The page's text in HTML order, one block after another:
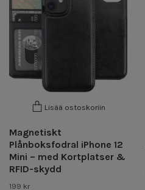
Lisää ostoskoriin
Magnetiskt
Plånboksfodral iPhone 12
Mini – med Kortplatser &
RFID-skydd
199 kr